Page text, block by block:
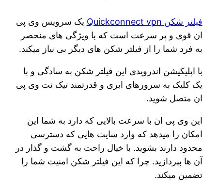
فیلتر شکن Quickconnect vpn
یک سرویس وی پی
ان قوی و پر سرعت است که با ویژگی های منحصر
به فرد شما را از فیلتر شکن های دیگر بی نیاز میکند.
با اپلیکیشن اندرویدی این فیلتر شکن به سادگی و با
یک کلیک به سرورهای ابری و قدرتمند تیک نت وی پی
ان متصل شوید.
این وی پی ان با سرعت بالایی که دارد به شما این
امکان را میدهد که وارد سایت هایی که دسترسی
محدود دارند بشوید. با خیال راحت به گشت و گذار در
آن ها بپردازید. چرا که این فیلتر شکن امنیت شما را
تضمین میکند.